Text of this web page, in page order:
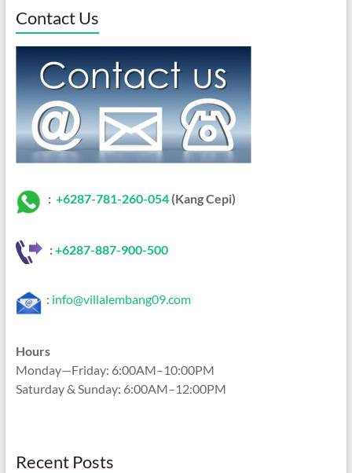
Contact Us
: +6287-781-260-054(Kang Cepi)
:+6287-887-900-500
: info@villalembang09.com
Hours
Monday—Friday: 6:00AM–10:00PM
Saturday & Sunday: 6:00AM–12:00PM
Recent Posts